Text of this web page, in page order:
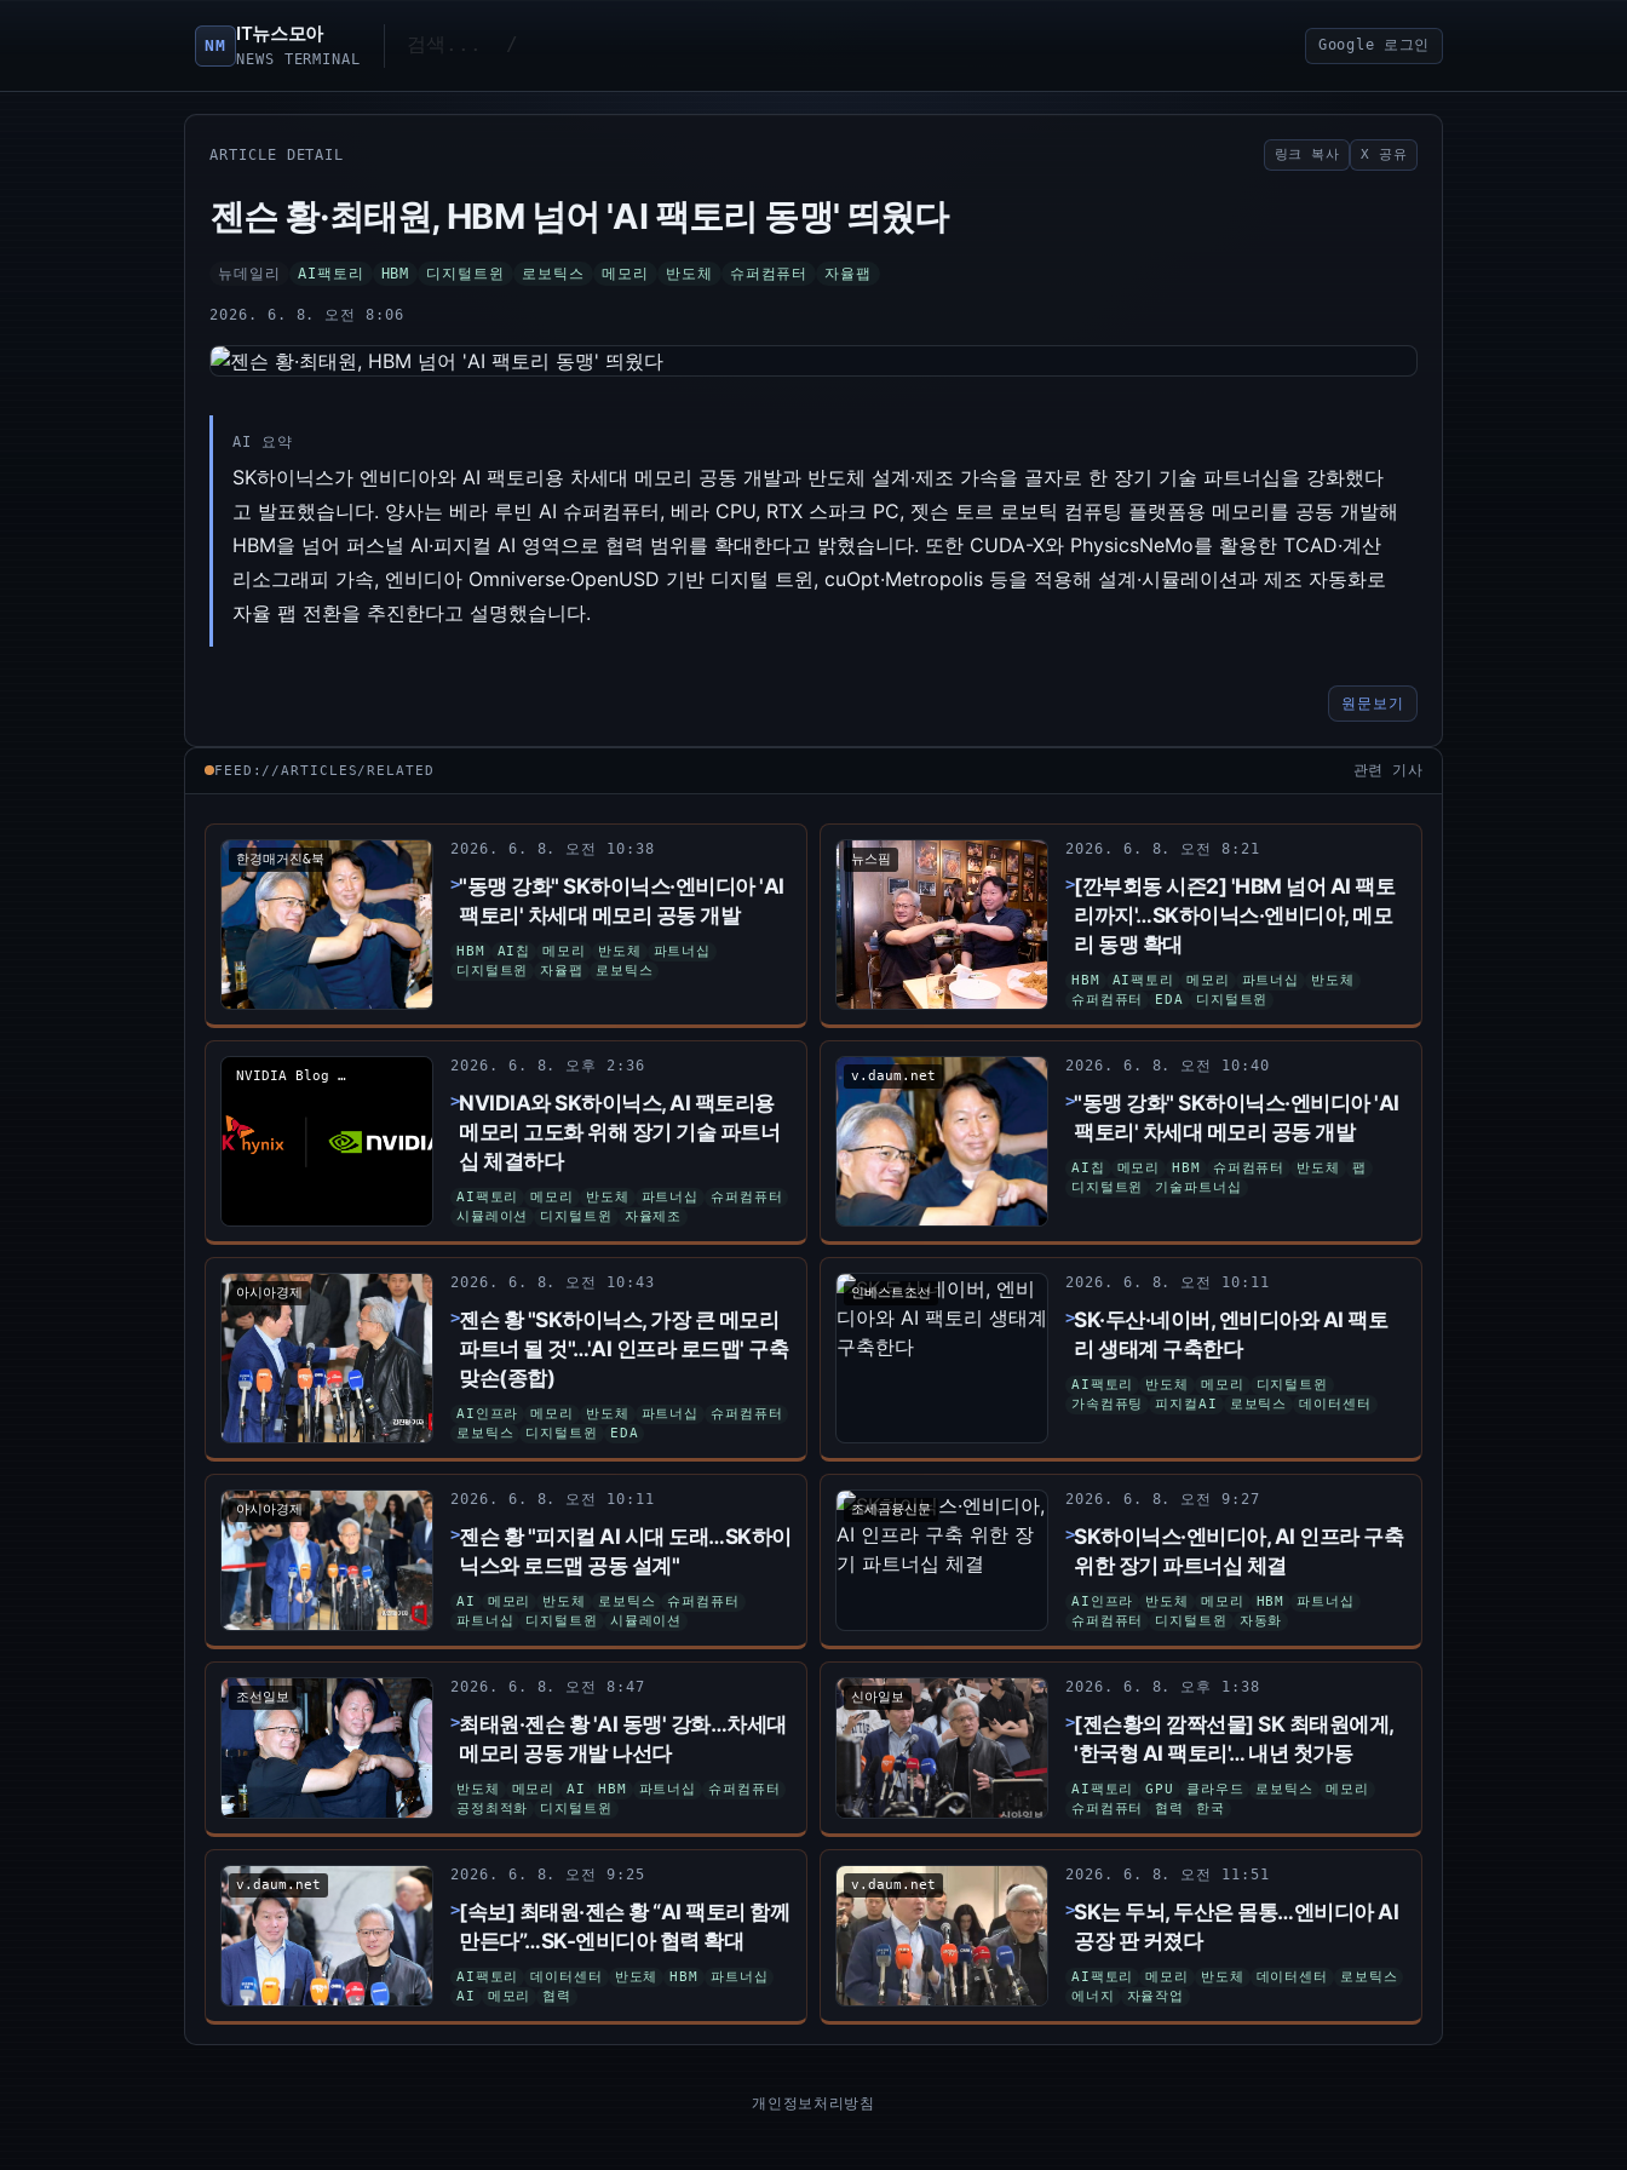
NM IT뉴스모아
NEWS TERMINAL
Google 로그인
ARTICLE DETAIL 링크 복사 X 공유
젠슨 황·최태원, HBM 넘어 'AI 팩토리 동맹' 띄웠다
뉴데일리 AI팩토리 HBM 디지털트윈 로보틱스 메모리 반도체 슈퍼컴퓨터 자율팹
2026. 6. 8. 오전 8:06
AI 요약
SK하이닉스가 엔비디아와 AI 팩토리용 차세대 메모리 공동 개발과 반도체 설계·제조 가속을 골자로 한 장기 기술 파트너십을 강화했다
고 발표했습니다. 양사는 베라 루빈 AI 슈퍼컴퓨터, 베라 CPU, RTX 스파크 PC, 젯슨 토르 로보틱 컴퓨팅 플랫폼용 메모리를 공동 개발해
HBM을 넘어 퍼스널 AI·피지컬 AI 영역으로 협력 범위를 확대한다고 밝혔습니다. 또한 CUDA-X와 PhysicsNeMo를 활용한 TCAD·계산
리소그래피 가속, 엔비디아 Omniverse·OpenUSD 기반 디지털 트윈, cuOpt·Metropolis 등을 적용해 설계·시뮬레이션과 제조 자동화로
자율 팹 전환을 추진한다고 설명했습니다.
원문보기
FEED://ARTICLES/RELATED 관련 기사
한경매거진&북
2026. 6. 8. 오전 10:38
"동맹 강화" SK하이닉스·엔비디아 'AI
팩토리' 차세대 메모리 공동 개발
HBM AI칩 메모리 반도체
파트너십
디지털트윈
자율팹 로보틱스
뉴스핌
2026. 6. 8. 오전 8:21
[깐부회동 시즌2] 'HBM 넘어 AI 팩토
리까지'…SK하이닉스·엔비디아, 메모
리 동맹 확대
HBM AI팩토리 메모리 파트너십
반도체
슈퍼컴퓨터
EDA 디지털트윈
NVIDIA Blog Korea
2026. 6. 8. 오후 2:36
NVIDIA와 SK하이닉스, AI 팩토리용
메모리 고도화 위해 장기 기술 파트너
십 체결하다
AI팩토리 메모리 반도체 파트너십
슈퍼컴퓨터
시뮬레이션
디지털트윈 자율제조
v.daum.net
2026. 6. 8. 오전 10:40
"동맹 강화" SK하이닉스·엔비디아 'AI
팩토리' 차세대 메모리 공동 개발
AI칩 메모리 HBM 슈퍼컴퓨터 반도체
팹
디지털트윈
기술파트너십
아시아경제
2026. 6. 8. 오전 10:43
젠슨 황 "SK하이닉스, 가장 큰 메모리
파트너 될 것"…'AI 인프라 로드맵' 구축
맞손(종합)
AI인프라 메모리 반도체 파트너십
슈퍼컴퓨터
로보틱스
디지털트윈 EDA
인베스트조선
2026. 6. 8. 오전 10:11
SK·두산·네이버, 엔비디아와 AI 팩토
리 생태계 구축한다
AI팩토리 반도체 메모리
디지털트윈
가속컴퓨팅
피지컬AI 로보틱스 데이터센터
아시아경제
2026. 6. 8. 오전 10:11
젠슨 황 "피지컬 AI 시대 도래…SK하이
닉스와 로드맵 공동 설계"
AI 메모리 반도체 로보틱스
슈퍼컴퓨터
파트너십
디지털트윈 시뮬레이션
조세금융신문
2026. 6. 8. 오전 9:27
SK하이닉스·엔비디아, AI 인프라 구축
위한 장기 파트너십 체결
AI인프라 반도체 메모리 HBM
파트너십
슈퍼컴퓨터
디지털트윈 자동화
조선일보
2026. 6. 8. 오전 8:47
최태원·젠슨 황 'AI 동맹' 강화…차세대
메모리 공동 개발 나선다
반도체 메모리 AI HBM 파트너십
슈퍼컴퓨터
공정최적화
디지털트윈
신아일보
2026. 6. 8. 오후 1:38
[젠슨황의 깜짝선물] SK 최태원에게,
'한국형 AI 팩토리'… 내년 첫가동
AI팩토리 GPU 클라우드 로보틱스
메모리
슈퍼컴퓨터
협력 한국
v.daum.net
2026. 6. 8. 오전 9:25
[속보] 최태원·젠슨 황 “AI 팩토리 함께
만든다”…SK-엔비디아 협력 확대
AI팩토리 데이터센터 반도체 HBM
파트너십
AI
메모리 협력
v.daum.net
2026. 6. 8. 오전 11:51
SK는 두뇌, 두산은 몸통…엔비디아 AI
공장 판 커졌다
AI팩토리 메모리 반도체 데이터센터
로보틱스
에너지
자율작업
개인정보처리방침